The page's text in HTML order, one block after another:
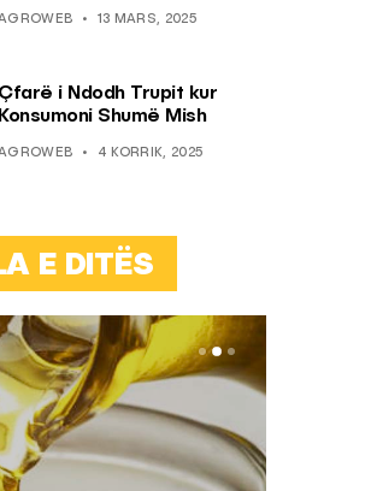
13 MARS, 2025
Çfarë i Ndodh Trupit kur
Konsumoni Shumë Mish
4 KORRIK, 2025
E DITËS